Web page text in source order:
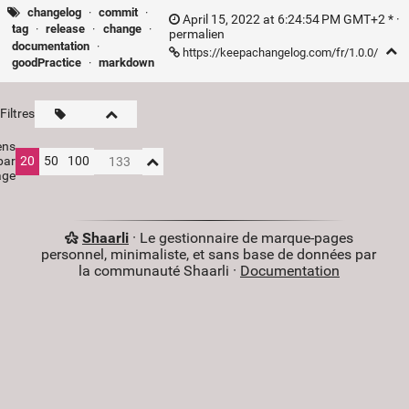
changelog · commit ·
tag · release · change
·
documentation ·
goodPractice · markdown
April 15, 2022 at 6:24:54 PM GMT+2 * ·
permalien
https://keepachangelog.com/fr/1.0.0/
Filtres
20 50 100
Shaarli· Le gestionnaire de marque-pages
personnel, minimaliste, et sans base de données par
la communauté Shaarli · Documentation